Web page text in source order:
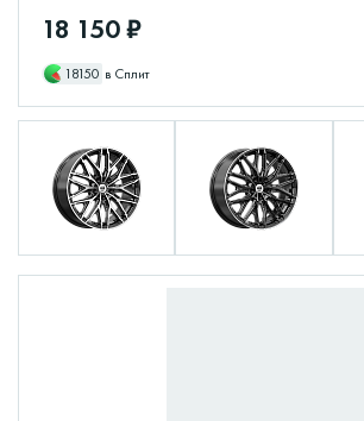
18 150 ₽
18150 в Сплит